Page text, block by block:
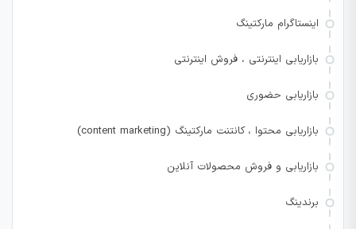
اینستاگرام مارکتینگ
بازاریابی اینترنتی ، فروش اینترنتی
بازاریابی حضوری
بازاریابی محتوا ، کانتنت مارکتینگ (content marketing)
بازاریابی و فروش محصولات آنلاین
برندینگ